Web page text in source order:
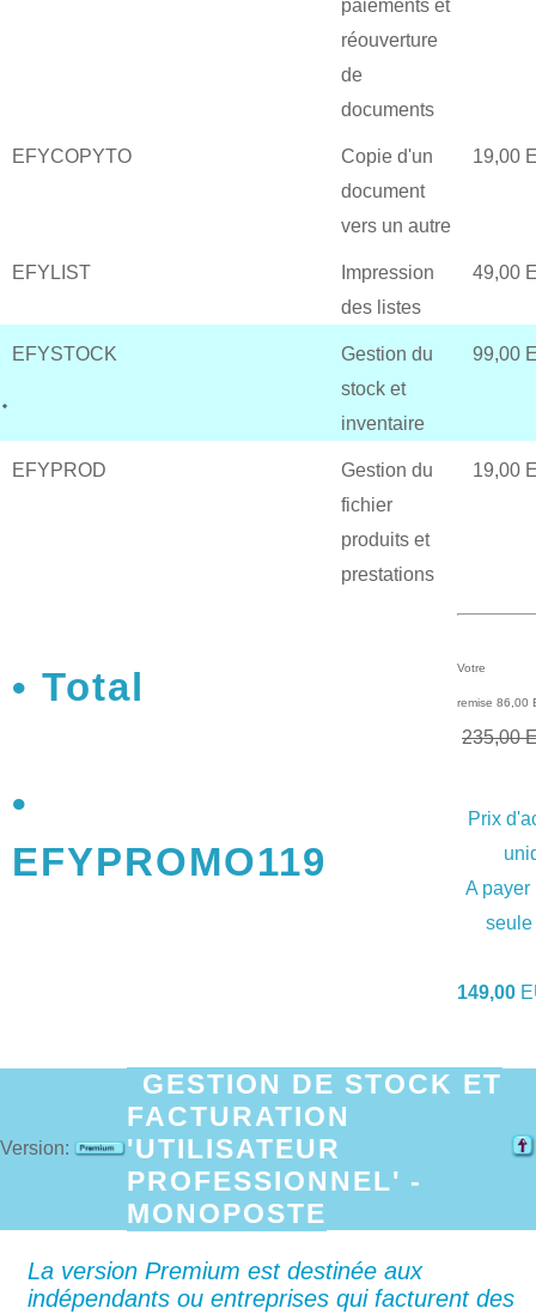
paiements et
réouverture
de
documents
EFYCOPYTO
Copie d'un
document
vers un autre
19,00
EFYLIST
Impression
des listes
49,00
EFYSTOCK
Gestion du
stock et
inventaire
99,00
EFYPROD
Gestion du
fichier
produits et
prestations
19,00
Total Votre
remise 86,00
235,00
EFYPROMO119
Prix
A payer
seule
149,00
Version:
GESTION DE STOCK ET
FACTURATION
'UTILISATEUR
PROFESSIONNEL' -
MONOPOSTE
La version Premium est destinée aux
indépendants ou entreprises qui facturent des